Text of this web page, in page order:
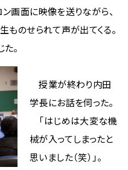
画面に映像を送りながら、
ものせられて声が出てくる。
。
授業が終わり内田
学長にお話を伺った。
「はじめは大変な機
械が入ってしまったと
思いました（笑）」。